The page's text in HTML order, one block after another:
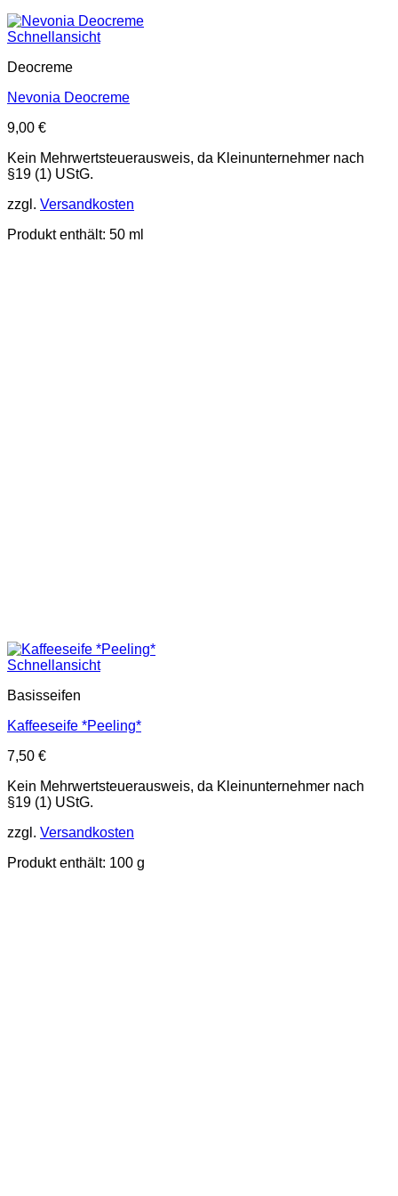
Schnellansicht
Deocreme
Nevonia Deocreme
9,00 €
Kein Mehrwertsteuerausweis, da Kleinunternehmer nach
§19 (1) UStG.
zzgl. Versandkosten
Produkt enthält: 50 ml
Schnellansicht
Basisseifen
Kaffeeseife *Peeling*
7,50 €
Kein Mehrwertsteuerausweis, da Kleinunternehmer nach
§19 (1) UStG.
zzgl. Versandkosten
Produkt enthält: 100 g